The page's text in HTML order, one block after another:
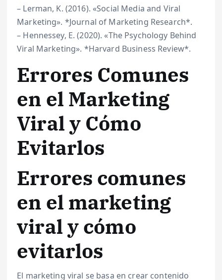
– Lerman, K. (2016). «Social Media and Viral
Marketing». *Journal of Marketing Research*.
– Hennessey, E. (2020). «The Psychology Behind
Viral Marketing». *Harvard Business Review*.
Errores Comunes
en el Marketing
Viral y Cómo
Evitarlos
Errores comunes
en el marketing
viral y cómo
evitarlos
El marketing viral se basa en crear contenido